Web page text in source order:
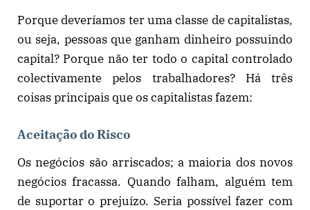
Porque deveríamos ter uma classe de capitalistas,
ou seja, pessoas que ganham dinheiro possuindo
capital? Porque não ter todo o capital controlado
colectivamente pelos trabalhadores? Há três
coisas principais que os capitalistas fazem:
Aceitação do Risco
Os negócios são arriscados; a maioria dos novos
negócios fracassa. Quando falham, alguém tem
de suportar o prejuízo. Seria possível fazer com